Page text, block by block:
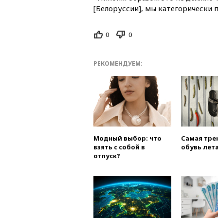
[Белоруссии], мы категорически
0 0
РЕКОМЕНДУЕМ:
Модный выбор: что
взять с собой в
отпуск?
Самая
обувь